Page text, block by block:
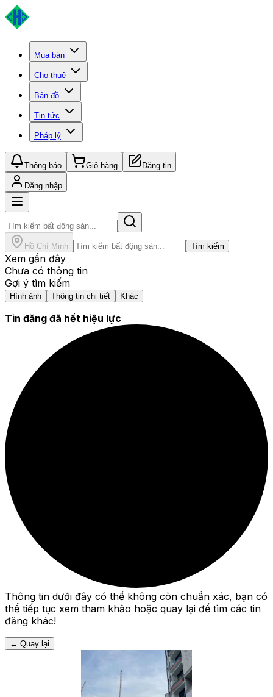
Mua bán
Cho thuê
Bản đồ
Tin tức
Pháp lý
Thông báo Giỏ hàng Đăng tin
Đăng nhập
Hồ Chí Minh Tìm kiếm
Xem gần đây
Chưa có thông tin
Gợi ý tìm kiếm
Hình ảnh Thông tin chi tiết Khác
Tin đăng đã hết hiệu lực
Thông tin dưới đây có thể không còn chuẩn xác, bạn có
thể tiếp tục xem tham khảo hoặc quay lại để tìm các tin
đăng khác!
← Quay lại